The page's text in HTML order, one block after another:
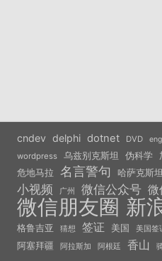
cndev delphi dotnet DVD
wordpress 乌兹别克斯坦 伪科学
危地马拉 名言警句 哈萨克斯坦
小视频 广州 微信公众号 微
微信朋友圈 新
格鲁吉亚 猜想 签证 美国 美国签
阿塞拜疆 阿拉斯加 阿根廷 香山